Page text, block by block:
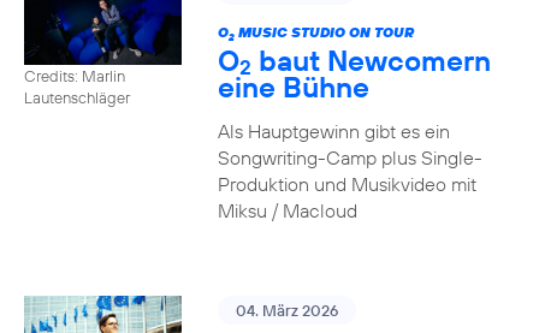
Credits: Marlin
Lautenschläger
O2MUSIC STUDIO ON TOUR
O2 baut Newcomern
eine Bühne
Als Hauptgewinn gibt es ein
Songwriting-Camp plus Single-
Produktion und Musikvideo mit
Miksu / Macloud
04. März 2026